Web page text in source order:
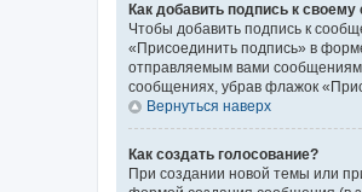
Как добавить подпись к
Чтобы добавить подпись к
«Присоединить подпись» в
отправляемым вами
сообщениях, убрав флажок
Вернуться наверх
Как создать голосование?
При создании новой темы или